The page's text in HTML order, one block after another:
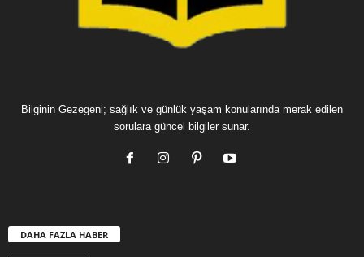
Bilginin Gezegeni; sağlık ve günlük yaşam konularında merak edilen
sorulara güncel bilgiler sunar.
DAHA FAZLA HABER